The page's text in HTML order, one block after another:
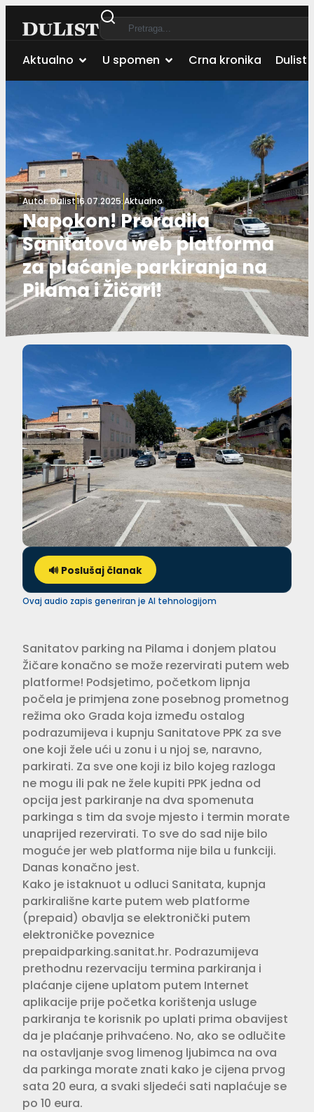
Aktualno U spomen Crna kronika Dulist
Autor:Dulist16.07.2025.Aktualno
Napokon! Proradila
Sanitatova web platforma
za plaćanje parkiranja na
Pilama i Žičari!
🔊 Poslušaj članak
Ovaj audio zapis generiran je AI tehnologijom
Sanitatov parking na Pilama i donjem platou
Žičare konačno se može rezervirati putem web
platforme! Podsjetimo, početkom lipnja
počela je primjena zone posebnog prometnog
režima oko Grada koja između ostalog
podrazumijeva i kupnju Sanitatove PPK za sve
one koji žele ući u zonu i u njoj se, naravno,
parkirati. Za sve one koji iz bilo kojeg razloga
ne mogu ili pak ne žele kupiti PPK jedna od
opcija jest parkiranje na dva spomenuta
parkinga s tim da svoje mjesto i termin morate
unaprijed rezervirati. To sve do sad nije bilo
moguće jer web platforma nije bila u funkciji.
Danas konačno jest.
Kako je istaknuot u odluci Sanitata, kupnja
parkirališne karte putem web platforme
(prepaid) obavlja se elektronički putem
elektroničke poveznice
prepaidparking.sanitat.hr. Podrazumijeva
prethodnu rezervaciju termina parkiranja i
plaćanje cijene uplatom putem Internet
aplikacije prije početka korištenja usluge
parkiranja te korisnik po uplati prima obavijest
da je plaćanje prihvaćeno. No, ako se odlučite
na ostavljanje svog limenog ljubimca na ova
da parkinga morate znati kako je cijena prvog
sata 20 eura, a svaki sljedeći sati naplaćuje se
po 10 eura.